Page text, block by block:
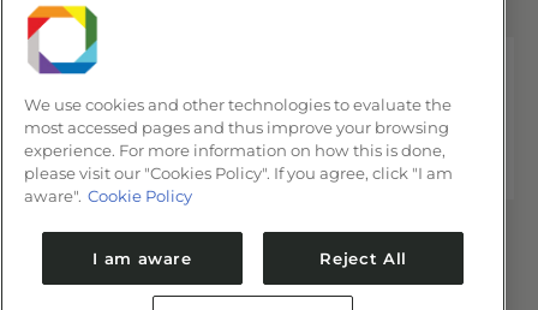
We use cookies and other technologies to evaluate the
most accessed pages and thus improve your browsing
experience. For more information on how this is done,
please visit our "Cookies Policy". If you agree, click "I am
aware". Cookie Policy
I am aware Reject All